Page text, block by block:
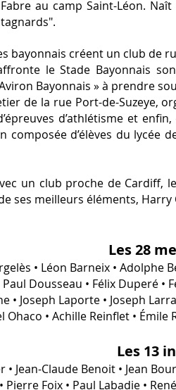
au camp Saint-Léon.
bayonnais créent un club de
le Stade Bayonnais
Bayonnais » à prendre
de la rue Port-de-Suzeye,
d’athlétisme et
composée d’élèves du lycée
un club proche de Cardiff,
ses meilleurs éléments,
Les 28
• Léon Barneix • Adolphe
Dousseau • Félix Duperé •
• Joseph Laporte • Joseph
Ohaco • Achille Reinflet •
Les 13
• Jean-Claude Benoit • Jean
Foix • Paul Labadie •